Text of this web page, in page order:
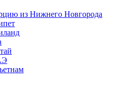
из Нижнего Новгорода